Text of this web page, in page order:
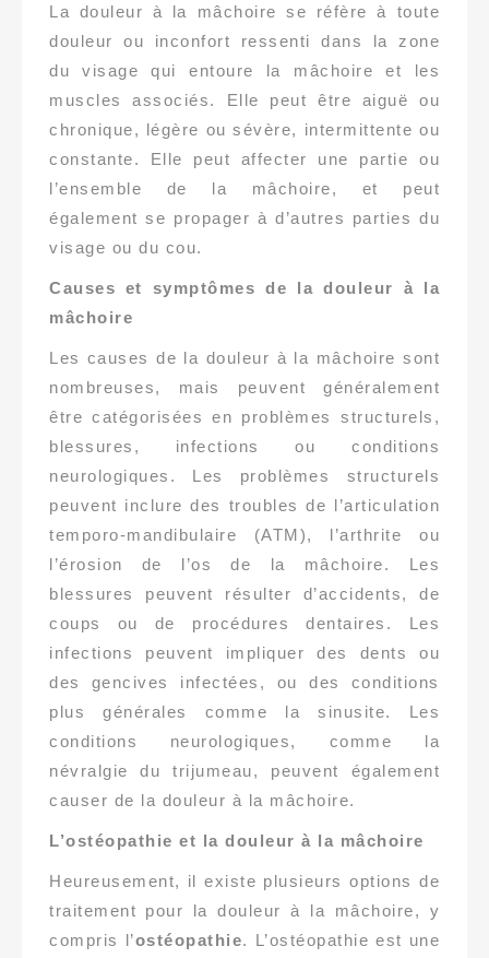
La douleur à la mâchoire se réfère à toute
douleur ou inconfort ressenti dans la zone
du visage qui entoure la mâchoire et les
muscles associés. Elle peut être aiguë ou
chronique, légère ou sévère, intermittente ou
constante. Elle peut affecter une partie ou
l’ensemble de la mâchoire, et peut
également se propager à d’autres parties du
visage ou du cou.
Causes et symptômes de la douleur à la
mâchoire
Les causes de la douleur à la mâchoire sont
nombreuses, mais peuvent généralement
être catégorisées en problèmes structurels,
blessures, infections ou conditions
neurologiques. Les problèmes structurels
peuvent inclure des troubles de l’articulation
temporo-mandibulaire (ATM), l’arthrite ou
l’érosion de l’os de la mâchoire. Les
blessures peuvent résulter d’accidents, de
coups ou de procédures dentaires. Les
infections peuvent impliquer des dents ou
des gencives infectées, ou des conditions
plus générales comme la sinusite. Les
conditions neurologiques, comme la
névralgie du trijumeau, peuvent également
causer de la douleur à la mâchoire.
L’ostéopathie et la douleur à la mâchoire
Heureusement, il existe plusieurs options de
traitement pour la douleur à la mâchoire, y
compris l’ostéopathie. L’ostéopathie est une